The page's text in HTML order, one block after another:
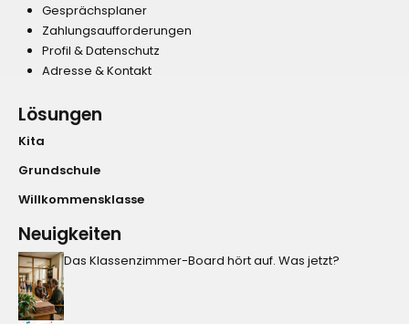
Gesprächsplaner
Zahlungsaufforderungen
Profil & Datenschutz
Adresse & Kontakt
Lösungen
Kita
Grundschule
Willkommensklasse
Neuigkeiten
Das Klassenzimmer-Board hört auf. Was jetzt?